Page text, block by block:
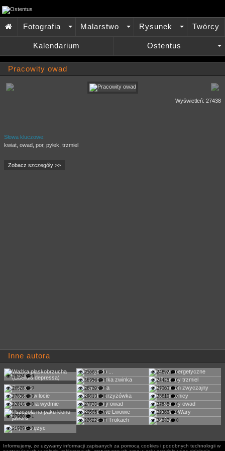

Fotografia
Malarstwo
Rysunek Twórcy
Kalendarium
+
Ostentus
Pracowity owad
Wyświetleń: 27438
Słowa kluczowe:
kwiat owad por, pyłek trzmiel
Zobacz szczegóły >>
Inne autora
26224 0
25665 0 24892 0
36956 0 27425 0
26528 0 26739 0 27060 0
27836 0 29813 0 23610 0
22818 0 27723 0 27645 0
27980 1
22505 0 22363 0
22622 0 24282 0
21989 0
Informujemy, że używamy informacji zapisanych za pomocą cookies i podobnych technologii w